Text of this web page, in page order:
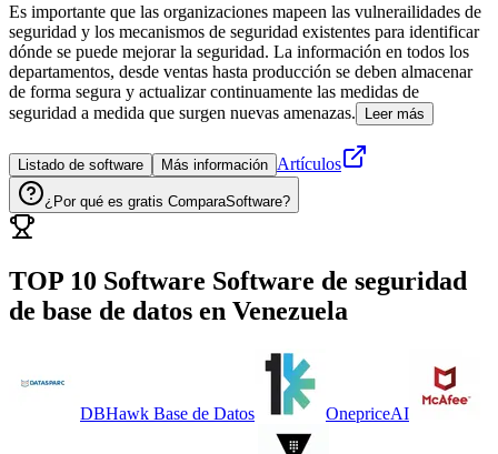
Es importante que las organizaciones mapeen las vulnerailidades de
seguridad y los mecanismos de seguridad existentes para identificar
dónde se puede mejorar la seguridad. La información en todos los
departamentos, desde ventas hasta producción se deben almacenar
de forma segura y actualizar continuamente las medidas de
seguridad a medida que surgen nuevas amenazas.
Leer más
Listado de software Más información Artículos
¿Por qué es gratis ComparaSoftware?
TOP 10 Software Software de seguridad
de base de datos en Venezuela
DBHawk Base de Datos OnepriceAI